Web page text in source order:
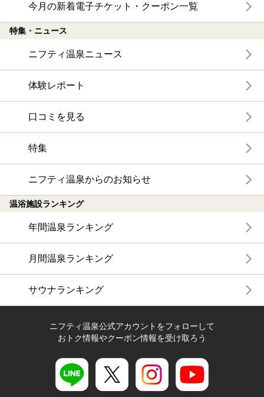
今月の新着電子チケット・クーポン一覧
特集・ニュース
ニフティ温泉ニュース
体験レポート
口コミを見る
特集
ニフティ温泉からのお知らせ
温浴施設ランキング
年間温泉ランキング
月間温泉ランキング
サウナランキング
ニフティ温泉公式アカウントをフォローして
おトク情報やクーポン情報を受け取ろう